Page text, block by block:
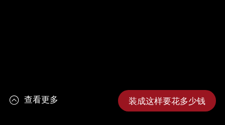
 查看更多 装成这样要花多少钱